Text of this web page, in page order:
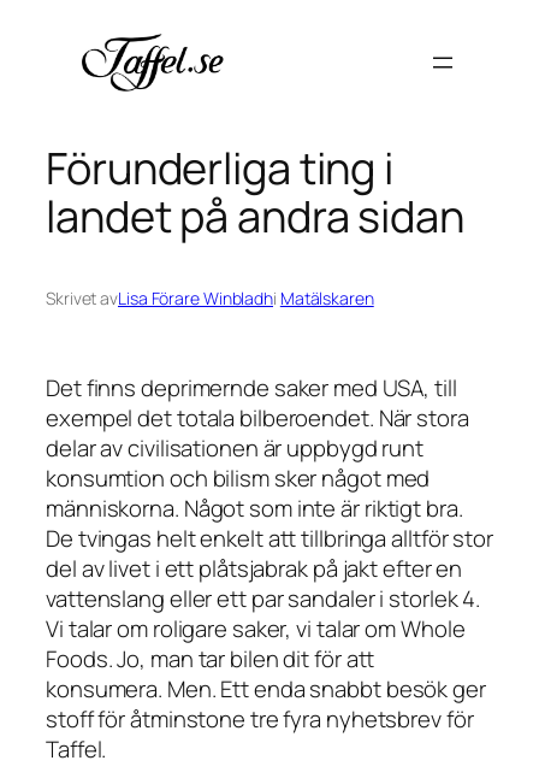
innehåll
Förunderliga ting i
landet på andra sidan
Skrivet avLisa Förare Winbladhi Matälskaren
Det finns deprimernde saker med USA, till
exempel det totala bilberoendet. När stora
delar av civilisationen är uppbygd runt
konsumtion och bilism sker något med
människorna. Något som inte är riktigt bra.
De tvingas helt enkelt att tillbringa alltför stor
del av livet i ett plåtsjabrak på jakt efter en
vattenslang eller ett par sandaler i storlek 4.
Vi talar om roligare saker, vi talar om Whole
Foods. Jo, man tar bilen dit för att
konsumera. Men. Ett enda snabbt besök ger
stoff för åtminstone tre fyra nyhetsbrev för
Taffel.